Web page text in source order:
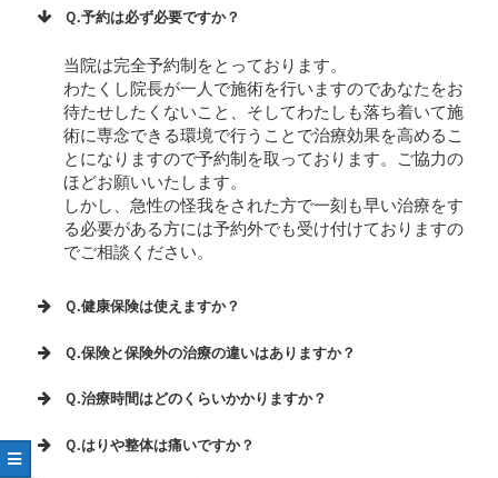
Ｑ.予約は必ず必要ですか？
当院は完全予約制をとっております。
わたくし院長が一人で施術を行いますのであなたをお
待たせしたくないこと、そしてわたしも落ち着いて施
術に専念できる環境で行うことで治療効果を高めるこ
とになりますので予約制を取っております。ご協力の
ほどお願いいたします。
しかし、急性の怪我をされた方で一刻も早い治療をす
る必要がある方には予約外でも受け付けておりますの
でご相談ください。
Ｑ.健康保険は使えますか？
Ｑ.保険と保険外の治療の違いはありますか？
Ｑ.治療時間はどのくらいかかりますか？
Ｑ.はりや整体は痛いですか？